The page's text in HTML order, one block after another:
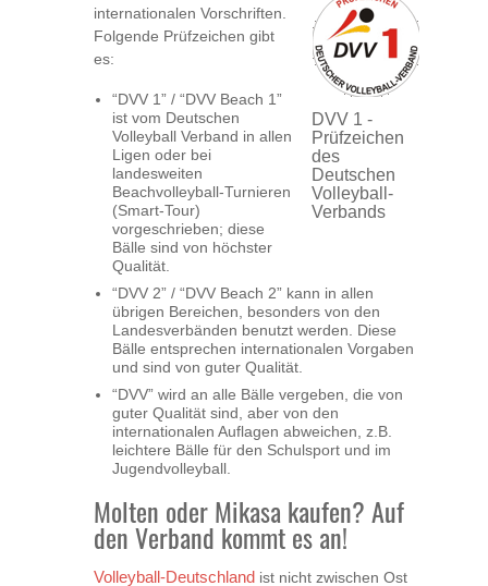
DVV 1 -
Prüfzeichen
des
Deutschen
Volleyball-
Verbands
internationalen Vorschriften.
Folgende Prüfzeichen gibt
es:
“DVV 1” / “DVV Beach 1”
ist vom Deutschen
Volleyball Verband in allen
Ligen oder bei
landesweiten
Beachvolleyball-Turnieren
(Smart-Tour)
vorgeschrieben; diese
Bälle sind von höchster
Qualität.
“DVV 2” / “DVV Beach 2” kann in allen
übrigen Bereichen, besonders von den
Landesverbänden benutzt werden. Diese
Bälle entsprechen internationalen Vorgaben
und sind von guter Qualität.
“DVV” wird an alle Bälle vergeben, die von
guter Qualität sind, aber von den
internationalen Auflagen abweichen, z.B.
leichtere Bälle für den Schulsport und im
Jugendvolleyball.
Molten oder Mikasa kaufen? Auf
den Verband kommt es an!
Volleyball-Deutschland ist nicht zwischen Ost